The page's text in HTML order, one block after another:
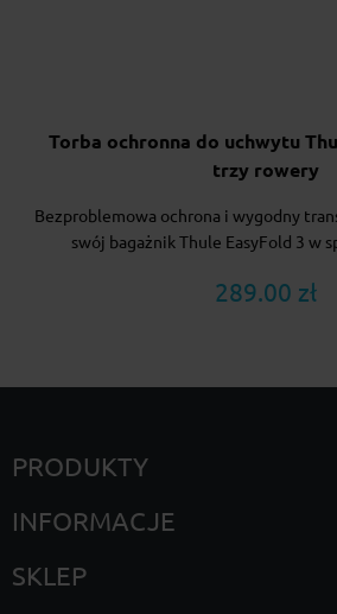
Torba ochronna do uchwytu
trzy rowery
Bezproblemowa ochrona i wygodny
swój bagażnik Thule EasyFold 3 w
289.00 zł
PRODUKTY
INFORMACJE
SKLEP